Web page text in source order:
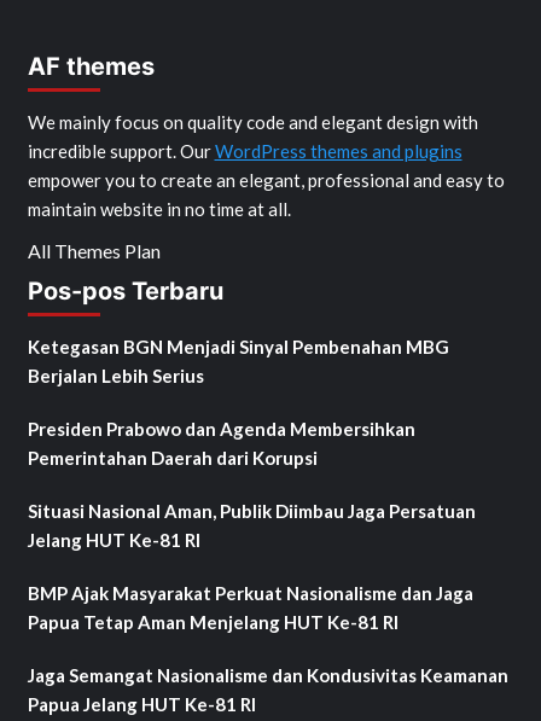
AF themes
We mainly focus on quality code and elegant design with
incredible support. OurWordPress themes and plugins
empower you to create an elegant, professional and easy to
maintain website in no time at all.
All Themes Plan
Pos-pos Terbaru
Ketegasan BGN Menjadi Sinyal Pembenahan MBG
Berjalan Lebih Serius
Presiden Prabowo dan Agenda Membersihkan
Pemerintahan Daerah dari Korupsi
Situasi Nasional Aman, Publik Diimbau Jaga Persatuan
Jelang HUT Ke-81 RI
BMP Ajak Masyarakat Perkuat Nasionalisme dan Jaga
Papua Tetap Aman Menjelang HUT Ke-81 RI
Jaga Semangat Nasionalisme dan Kondusivitas Keamanan
Papua Jelang HUT Ke-81 RI